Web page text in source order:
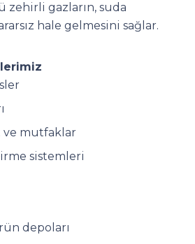
zehirli gazların, suda
hale gelmesini sağlar.
ve mutfaklar
sistemleri
depoları